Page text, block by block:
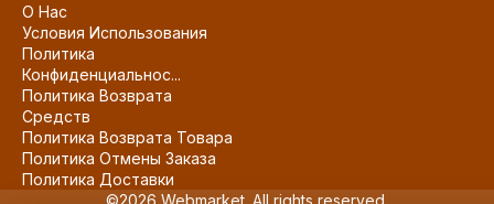
О Нас
Условия Использования
Политика
Конфиденциальнос...
Политика Возврата
Средств
Политика Возврата Товара
Политика Отмены Заказа
Политика Доставки
©2026 Webmarket. All rights reserved.